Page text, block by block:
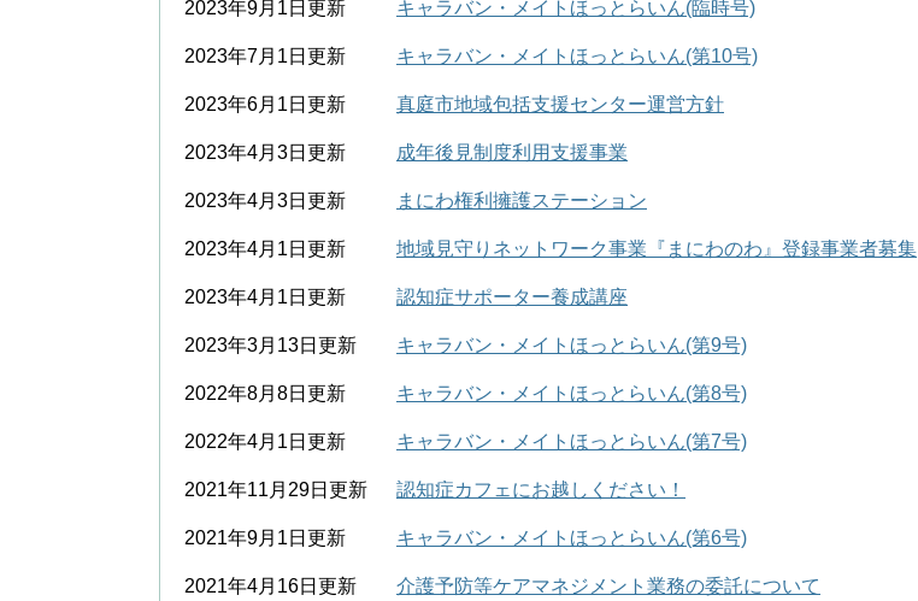
2023年9月1日更新 キャラバン・メイトほっとらいん(臨時号)
2023年7月1日更新 キャラバン・メイトほっとらいん(第10号)
2023年6月1日更新 真庭市地域包括支援センター運営方針
2023年4月3日更新 成年後見制度利用支援事業
2023年4月3日更新 まにわ権利擁護ステーション
2023年4月1日更新 地域見守りネットワーク事業『まにわのわ』登録事業者募集
2023年4月1日更新 認知症サポーター養成講座
2023年3月13日更新 キャラバン・メイトほっとらいん(第9号)
2022年8月8日更新 キャラバン・メイトほっとらいん(第8号)
2022年4月1日更新 キャラバン・メイトほっとらいん(第7号)
2021年11月29日更新 認知症カフェにお越しください！
2021年9月1日更新 キャラバン・メイトほっとらいん(第6号)
2021年4月16日更新 介護予防等ケアマネジメント業務の委託について